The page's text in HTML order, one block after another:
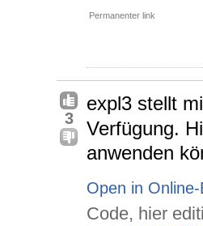
Permanenter link
3
expl3 stellt
Verfügung.
anwenden
Open in
Code, hier